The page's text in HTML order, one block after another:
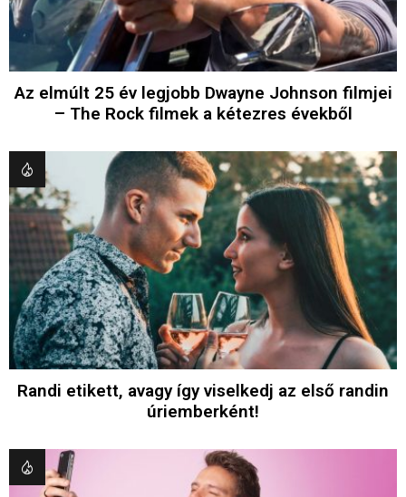
Az elmúlt 25 év legjobb Dwayne Johnson filmjei
– The Rock filmek a kétezres évekből
Randi etikett, avagy így viselkedj az első randin
úriemberként!